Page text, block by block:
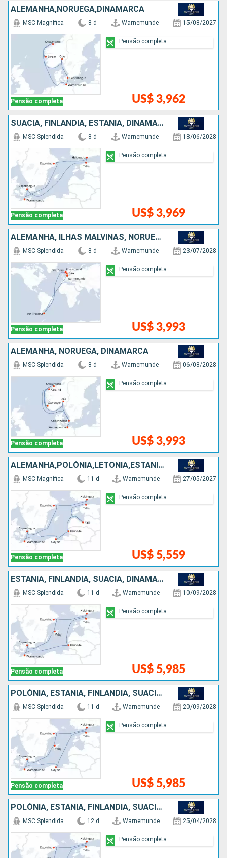
ALEMANHA,NORUEGA,DINAMARCA
Pensão completa
MSC Magnifica 8 d Warnemunde 15/08/2027
US$ 3,962
Pensão completa
SUÃCIA, FINLÃNDIA, ESTÃNIA, DINAMARCA, ALEMANHA
Pensão completa
MSC Splendida 8 d Warnemunde 18/06/2028
US$ 3,969
Pensão completa
ALEMANHA, ILHAS MALVINAS, NORUEGA, DINAMARCA
Pensão completa
MSC Splendida 8 d Warnemunde 23/07/2028
US$ 3,993
Pensão completa
ALEMANHA, NORUEGA, DINAMARCA
Pensão completa
MSC Splendida 8 d Warnemunde 06/08/2028
US$ 3,993
Pensão completa
ALEMANHA,POLÓNIA,LETÔNIA,ESTÃNIA,FINLÃNDIA,SUÃCIA,DINAMARCA
Pensão completa
MSC Magnifica 11 d Warnemunde 27/05/2027
US$ 5,559
Pensão completa
ESTÃNIA, FINLÃNDIA, SUÃCIA, DINAMARCA, ALEMANHA
Pensão completa
MSC Splendida 11 d Warnemunde 10/09/2028
US$ 5,985
Pensão completa
POLÓNIA, ESTÃNIA, FINLÃNDIA, SUÃCIA, DINAMARCA, ALEMANHA
Pensão completa
MSC Splendida 11 d Warnemunde 20/09/2028
US$ 5,985
Pensão completa
POLÓNIA, ESTÃNIA, FINLÃNDIA, SUÃCIA, DINAMARCA, ALEMANHA
MSC Splendida 12 d Warnemunde 25/04/2028
Pensão completa